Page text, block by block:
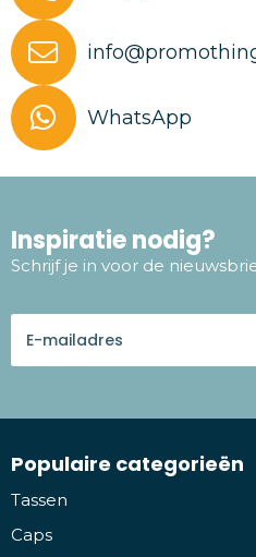
WhatsApp
Inspiratie nodig?
Schrijf je in voor de
Populaire categorieën
Tassen
Caps